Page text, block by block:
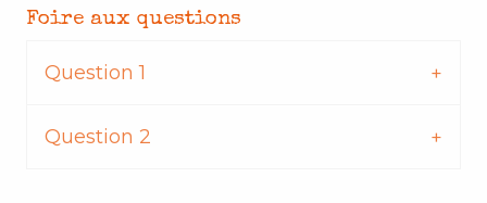
Foire aux questions
Question 1
Question 2